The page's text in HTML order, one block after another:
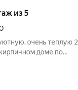
из 5
очень теплую 2
доме по